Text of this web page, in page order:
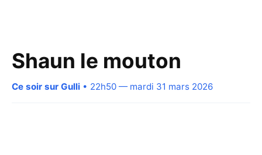
Shaun le mouton
Ce soir sur Gulli • 22h50 — mardi 31 mars 2026